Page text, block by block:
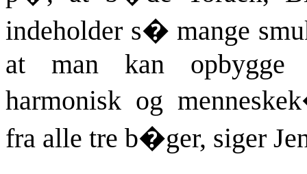
indeholder s� mange
at man kan opbygge
harmonisk og
fra alle tre b�ger, siger